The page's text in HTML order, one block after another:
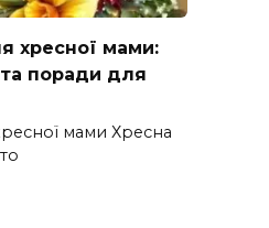
хресної мами:
та поради для
мами Хресна